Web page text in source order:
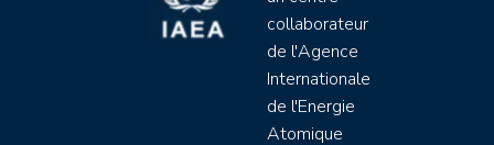
collaborateur
de l'Agence
Internationale
de l'Energie
Atomique